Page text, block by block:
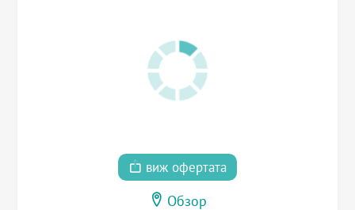
виж офертата
Обзор